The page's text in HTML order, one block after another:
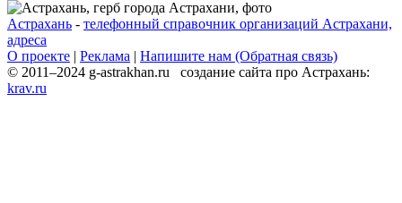
Астрахань - телефонный справочник организаций Астрахани,
адреса
О проекте | Реклама | Напишите нам (Обратная связь)
© 2011–2024 g-astrakhan.ru создание сайта про Астрахань:
krav.ru